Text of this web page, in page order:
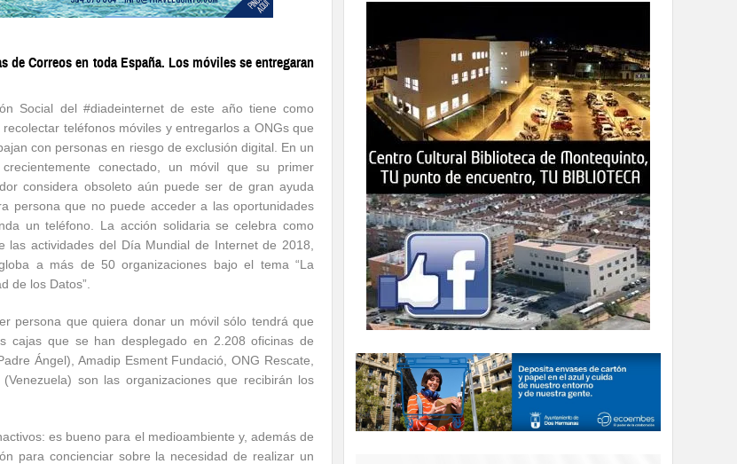
de Correos en toda España. Los móviles se entregaran
Social del #diadeinternet de este año tiene como
recolectar teléfonos móviles y entregarlos a ONGs que
con personas en riesgo de exclusión digital. En un
crecientemente conectado, un móvil que su primer
considera obsoleto aún puede ser de gran ayuda
persona que no puede acceder a las oportunidades
un teléfono. La acción solidaria se celebra como
las actividades del Día Mundial de Internet de 2018,
a más de 50 organizaciones bajo el tema “La
de los Datos”.
persona que quiera donar un móvil sólo tendrá que
cajas que se han desplegado en 2.208 oficinas de
Ángel), Amadip Esment Fundació, ONG Rescate,
son las organizaciones que recibirán los
es bueno para el medioambiente y, además de
para concienciar sobre la necesidad de realizar un